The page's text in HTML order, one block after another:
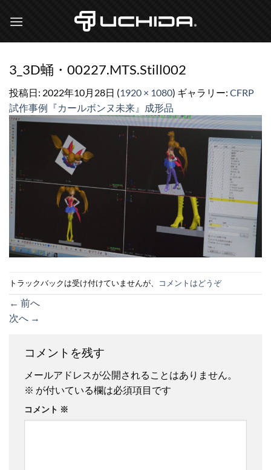
3_3D蛹・00227.MTS.Still002
投稿日: 2022年10月28日 (1920 × 1080) ギャラリー: CFRP
試作事例『カールボンヌ未来』成形品
トラックバックは受け付けていませんが、 コメントはどうぞ
← 前へ
次へ →
コメントを残す
メールアドレスが公開されることはありません。
※ が付いている欄は必須項目です
コメント ※